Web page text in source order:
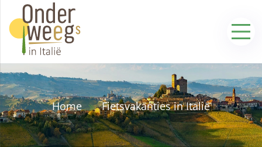
Home Fietsvakanties in Italië